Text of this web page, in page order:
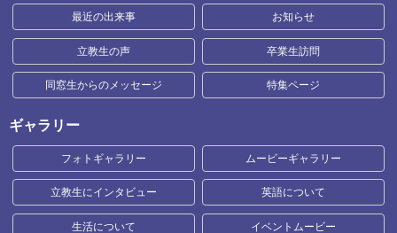
最近の出来事 お知らせ
立教生の声 卒業生訪問
同窓生からのメッセージ 特集ページ
ギャラリー
フォトギャラリー ムービーギャラリー
立教生にインタビュー 英語について
生活について イベントムービー